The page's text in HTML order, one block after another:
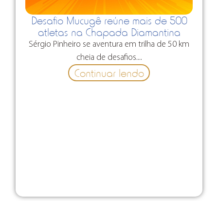
Desafio Mucugê reúne mais de 500
atletas na Chapada Diamantina
Sérgio Pinheiro se aventura em trilha de 50 km
cheia de desafios....
Continuar lendo